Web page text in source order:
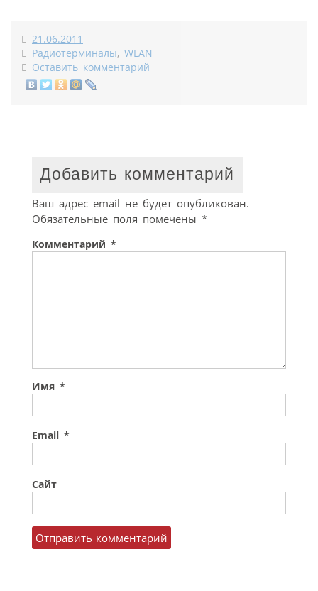
21.06.2011
Радиотерминалы, WLAN
Оставить комментарий
Добавить комментарий
Ваш адрес email не будет опубликован.
Обязательные поля помечены *
Комментарий *
Имя *
Email *
Сайт